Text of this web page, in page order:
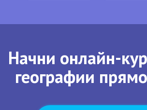
Начни онлайн-
географии